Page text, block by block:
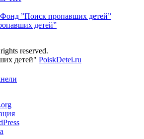
детей”
reserved.
детей" PoiskDetei.ru